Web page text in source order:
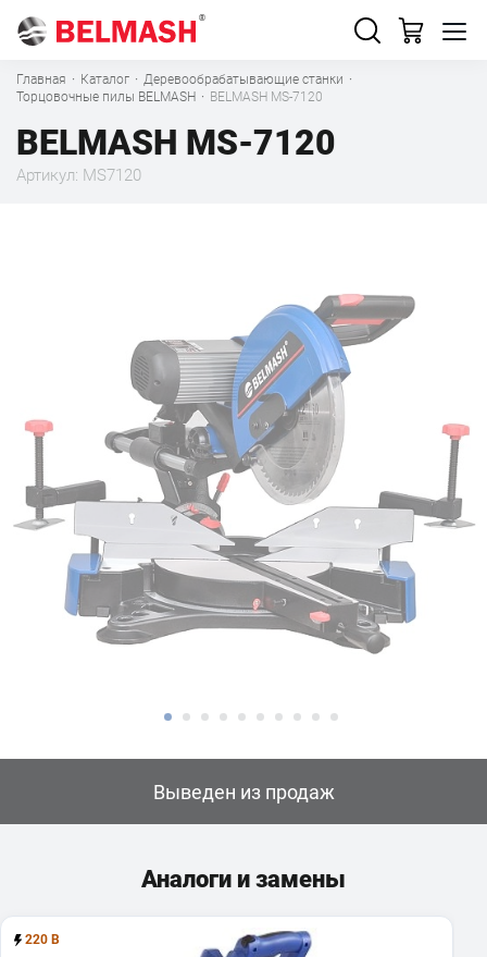
Главная · Каталог · Деревообрабатывающие станки ·
Торцовочные пилы BELMASH · BELMASH MS-7120
BELMASH MS-7120
Артикул: MS7120
Выведен из продаж
Аналоги и замены
220 В